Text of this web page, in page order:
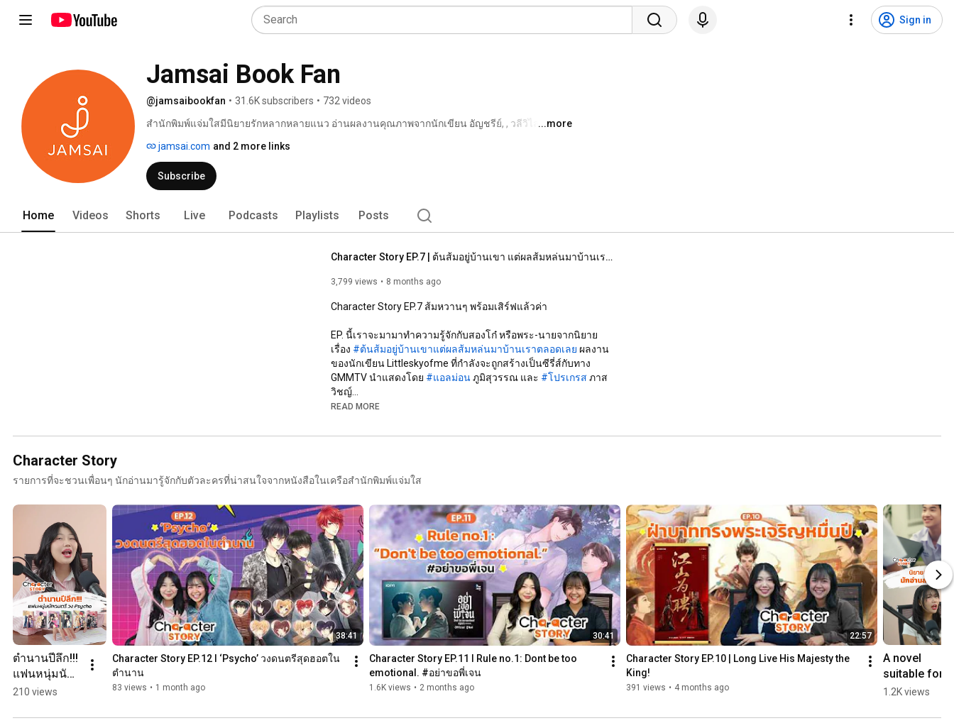
Sign in
Jamsai Book Fan
@jamsaibookfan • 31.6K subscribers • 732 videos
สำนักพิมพ์แจ่มใสมีนิยายรักหลากหลายแนว อ่านผลงานคุณภาพจากนักเขียน อัญชรีย์, , วลีวิไล,
Hideko_Sunshine, หนุ่มกรุงโซล, Merlin, may112  และอีกมากมาย
...more
jamsai.com and 2 more links
Subscribe
Home Videos Shorts Live Podcasts Playlists Posts
Character Story EP.7 | ต้นส้มอยู่บ้านเขา แต่ผลส้มหล่นมาบ้านเราตลอดเลย
3,799 views 8 months ago
Character Story EP.7 ส้มหวานๆ พร้อมเสิร์ฟแล้วค่า
EP. นี้เราจะมามาทำความรู้จักกับสองโก๋ หรือพระ-นายจากนิยาย
#ต้นส้มอยู่บ้านเขาแต่ผลส้มหล่นมาบ้านเราตลอดเลย ผลงาน
ของนักเขียน Littleskyofme ที่กำลังจะถูกสร้างเป็นซีรี่ส์กับทาง
#แอลม่อน #โปรเกรส ภาส
วิชญ์
เว็บแจ่มใส : shorturl.asia/KwYE9
TikTok : tiktok.com/@jamsaistory
ร้านหนังสือชั้นนำทั่วประเทศ
📍 พิกัด E-Book ดาวน์โหลดได้ที่ meb
เล่ม 1 : shorturl.asia/qt4v6
เล่ม 2 : shorturl.asia/Ws6D2
และที่ช่องทางอื่นๆ Naiin App / Pinto E-book by Fictionlog / SE-ED
/ Hytexts / ARN
🧡 ติดตามความสนุกของรายการ Character Story
ได้ที่ Youtube : Jamsai Book Fan และ Facebook : Jamsai
#CharacterStory#นิยายวาย
READ MORE
Character Story
รายการที่จะชวนเพื่อนๆ นักอ่านมารู้จักกับตัวละครที่น่าสนใจจากหนังสือในเครือสำนักพิมพ์แจ่มใส
ตำนานปีลึก!!!
แฟนหนุ่มนัก
ดนตรี วง
210 views
38:41
Character Story EP.12 I ‘Psycho’ วงดนตรีสุดฮอตใน
ตำนาน
83 views • 1 month ago
30:41
Character Story EP.11 I Rule no.1: Dont be too
emotional. #อย่าขอพี่เจน
1.6K views • 2 months ago
22:57
Character Story EP.10 | Long Live His Majesty the
King!
391 views • 4 months ago
A novel
suitable for
readers who
'mommy-
1.2K views